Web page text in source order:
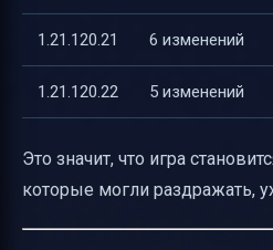
1.21.120.21 6 изменений
1.21.120.22 5 изменений
Это значит, что игра
которые могли раздражать,